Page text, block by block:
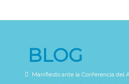
BLOG
Manifiesto ante la Conferencia del